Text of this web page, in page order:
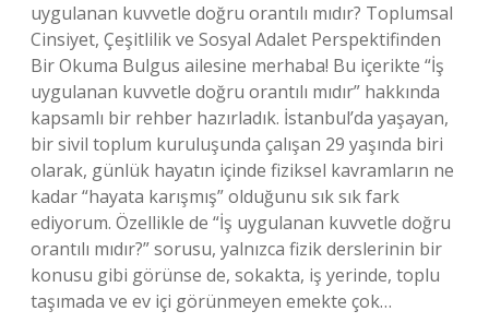
uygulanan kuvvetle doğru orantılı mıdır? Toplumsal
Cinsiyet, Çeşitlilik ve Sosyal Adalet Perspektifinden
Bir Okuma Bulgus ailesine merhaba! Bu içerikte “İş
uygulanan kuvvetle doğru orantılı mıdır” hakkında
kapsamlı bir rehber hazırladık. İstanbul’da yaşayan,
bir sivil toplum kuruluşunda çalışan 29 yaşında biri
olarak, günlük hayatın içinde fiziksel kavramların ne
kadar “hayata karışmış” olduğunu sık sık fark
ediyorum. Özellikle de “İş uygulanan kuvvetle doğru
orantılı mıdır?” sorusu, yalnızca fizik derslerinin bir
konusu gibi görünse de, sokakta, iş yerinde, toplu
taşımada ve ev içi görünmeyen emekte çok…